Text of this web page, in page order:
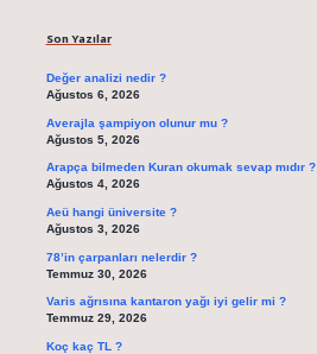
Son Yazılar
Değer analizi nedir ?
Ağustos 6, 2026
Averajla şampiyon olunur mu ?
Ağustos 5, 2026
Arapça bilmeden Kuran okumak sevap mıdır ?
Ağustos 4, 2026
Aeü hangi üniversite ?
Ağustos 3, 2026
78’in çarpanları nelerdir ?
Temmuz 30, 2026
Varis ağrısına kantaron yağı iyi gelir mi ?
Temmuz 29, 2026
Koç kaç TL ?